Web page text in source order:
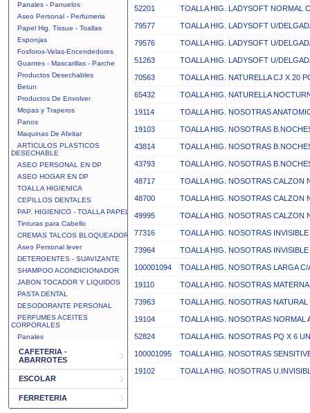
Panales - Panuelos
Aseo Personal - Perfumeria
Papel Hig. Tissue - Toallas
Esponjas
Fosforos-Velas-Encendedores
Guantes - Mascarillas - Parche
Productos Desechables
Betun
Productos De Envolver
Mopas y Traperos
Panos
Maquinas De Afeitar
ARTICULOS PLASTICOS
DESECHABLE
ASEO PERSONAL EN DP
ASEO HOGAR EN DP
TOALLA HIGIENICA
CEPILLOS DENTALES
PAP. HIGIENICO - TOALLA PAPEL
Tinturas para Cabello
CREMAS TALCOS BLOQUEADOR
Aseo Personal lever
DETERGENTES - SUAVIZANTE
SHAMPOO ACONDICIONADOR
JABON TOCADOR Y LIQUIDOS
PASTA DENTAL
DESODORANTE PERSONAL
PERFUMES ACEITES
CORPORALES
Panales
CAFETERIA -
ABARROTES
ESCOLAR
FERRETERIA
52201 TOALLA HIG. LADYSOFT NORMAL
79577 TOALLA HIG. LADYSOFT U/
79576 TOALLA HIG. LADYSOFT U/
51263 TOALLA HIG. LADYSOFT U/
70563 TOALLA HIG. NATURELLA CJ X 20
65432 TOALLA HIG. NATURELLA
19114 TOALLA HIG. NOSOTRAS
19103 TOALLA HIG. NOSOTRAS
43814 TOALLA HIG. NOSOTRAS
43793 TOALLA HIG. NOSOTRAS
48717 TOALLA HIG. NOSOTRAS CALZON
48700 TOALLA HIG. NOSOTRAS CALZON
49995 TOALLA HIG. NOSOTRAS CALZON
77316 TOALLA HIG. NOSOTRAS
73964 TOALLA HIG. NOSOTRAS
100001094 TOALLA HIG. NOSOTRAS LARGA C/
19110 TOALLA HIG. NOSOTRAS
73963 TOALLA HIG. NOSOTRAS
19104 TOALLA HIG. NOSOTRAS NORMAL
52824 TOALLA HIG. NOSOTRAS PQ X 6
100001095 TOALLA HIG. NOSOTRAS
19102 TOALLA HIG. NOSOTRAS